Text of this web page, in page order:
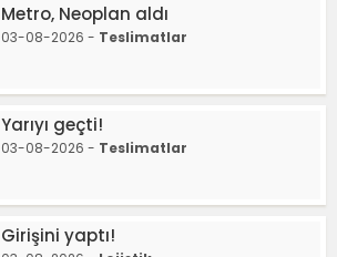
Metro, Neoplan aldı
03-08-2026 - Teslimatlar
Yarıyı geçti!
03-08-2026 - Teslimatlar
Girişini yaptı!